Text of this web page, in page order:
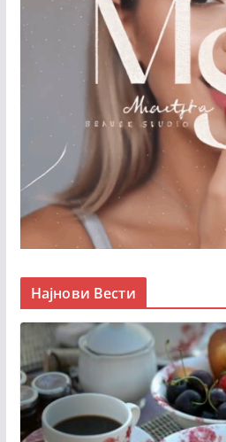
Најнови Вести